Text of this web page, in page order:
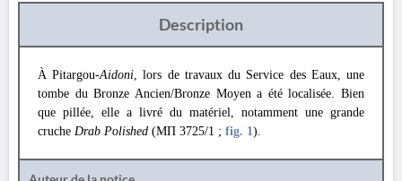
Description
À Pitargou-Aidoni, lors de travaux du Service des Eaux, une
tombe du Bronze Ancien/Bronze Moyen a été localisée. Bien
que pillée, elle a livré du matériel, notamment une grande
cruche Drab Polished (ΜΠ 3725/1 ; fig. 1).